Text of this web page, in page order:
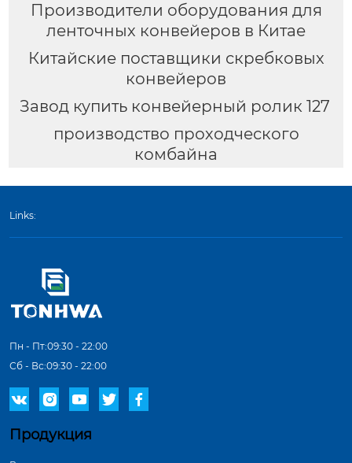
Производители оборудования для
ленточных конвейеров в Китае
Китайские поставщики скребковых
конвейеров
Завод купить конвейерный ролик 127
производство проходческого
комбайна
Links:
Пн - Пт:09:30 - 22:00
Сб - Вс:09:30 - 22:00
    
Продукция